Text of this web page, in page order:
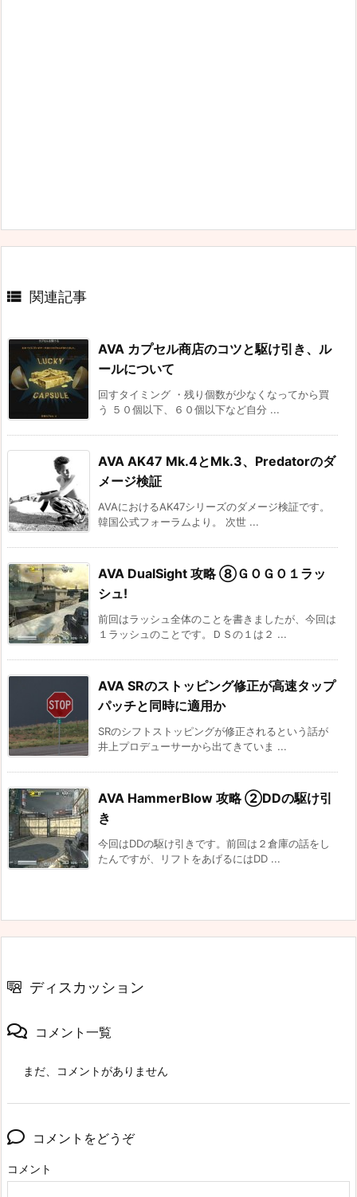
 関連記事
AVA カプセル商店のコツと駆け引き、ル
ールについて
回すタイミング ・残り個数が少なくなってから買
う ５０個以下、６０個以下など自分 ...
AVA AK47 Mk.4とMk.3、Predatorのダ
メージ検証
AVAにおけるAK47シリーズのダメージ検証です。
韓国公式フォーラムより。 次世 ...
AVA DualSight 攻略 ⑧ＧＯＧＯ１ラッ
シュ!
前回はラッシュ全体のことを書きましたが、今回は
１ラッシュのことです。ＤＳの１は２ ...
AVA SRのストッピング修正が高速タップ
パッチと同時に適用か
SRのシフトストッピングが修正されるという話が
井上プロデューサーから出てきていま ...
AVA HammerBlow 攻略 ②DDの駆け引
き
今回はDDの駆け引きです。前回は２倉庫の話をし
たんですが、リフトをあげるにはDD ...
ディスカッション
コメント一覧
まだ、コメントがありません
コメントをどうぞ
コメント